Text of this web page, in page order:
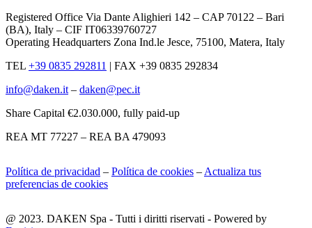
Registered Office Via Dante Alighieri 142 – CAP 70122 – Bari
(BA), Italy – CIF IT06339760727
Operating Headquarters Zona Ind.le Jesce, 75100, Matera, Italy
TEL +39 0835 292811 | FAX +39 0835 292834
info@daken.it – daken@pec.it
Share Capital €2.030.000, fully paid-up
REA MT 77227 – REA BA 479093
Política de privacidad – Política de cookies – Actualiza tus
preferencias de cookies
@ 2023. DAKEN Spa - Tutti i diritti riservati - Powered by